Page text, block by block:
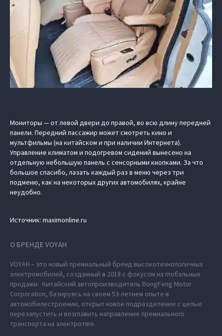
Мониторы — от левой двери до правой, во всю длину передней
панели. Передний пассажир может смотреть кино и
мультфильмы (на китайском и при наличии Интернета).
Управление климатом и подогревом сидений вынесено на
отдельную небольшую панель с сенсорными кнопками. За что
большое спасибо, лазать каждый раз в меню через три
подменю, как на некоторых других автомобилях, крайне
неудобно.
Источник: maximonline.ru
О БРЕНДЕ VOYAH
VOYAH – это новый премиальный бренд высокотехнологичных
электромобилей, созданный в 2018 с фокусом на глобальные
продажи. Китайский автопроизводитель DongFeng Motor
Corporation, базируясь на своем 53-летнем опыте в
автомобилестроении, открыл новое подразделение с целью
перезапустить и возглавить направление премиального
транспорта на электротяге.